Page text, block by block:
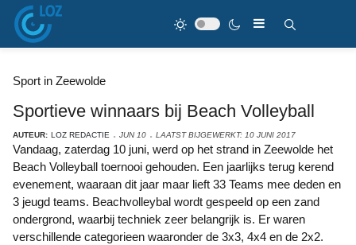
Sport in Zeewolde
Sportieve winnaars bij Beach Volleyball
AUTEUR: LOZ REDACTIE JUN 10 LAATST BIJGEWERKT: 10 JUNI 2017
Vandaag, zaterdag 10 juni, werd op het strand in Zeewolde het
Beach Volleyball toernooi gehouden. Een jaarlijks terug kerend
evenement, waaraan dit jaar maar lieft 33 Teams mee deden en
3 jeugd teams. Beachvolleybal wordt gespeeld op een zand
ondergrond, waarbij techniek zeer belangrijk is. Er waren
verschillende categorieen waaronder de 3x3, 4x4 en de 2x2.